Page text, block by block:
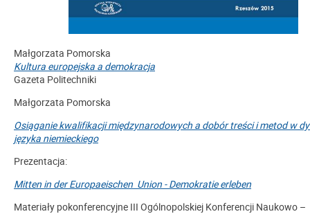
Małgorzata Pomorska
Kultura europejska a demokracja
Gazeta Politechniki
Małgorzata Pomorska
Osiąganie kwalifikacji międzynarodowych a dobór treści i metod w
języka niemieckiego
Prezentacja:
Mitten in der Europaeischen Union - Demokratie erleben
Materiały pokonferencyjne III Ogólnopolskiej Konferencji Naukowo –